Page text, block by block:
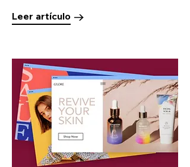
Leer artículo